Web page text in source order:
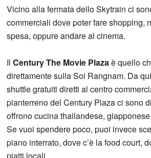
Vicino alla fermata dello Skytrain ci
commerciali dove poter fare shopping,
spesa, oppure andare al cinema.
IlCentury The Movie Plazaè quello
direttamente sulla Soi Rangnam. Da
shuttle gratuiti diretti al centro
pianterreno del Century Plaza ci sono
offrono cucina thailandese,
Se vuoi spendere poco, puoi invece
piano interrato, dove c’è la food court,